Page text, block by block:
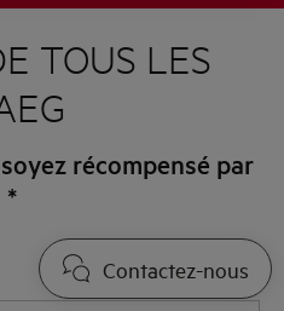
Contactez-nous
TOUS LES
récompensé par
*
Champs requis